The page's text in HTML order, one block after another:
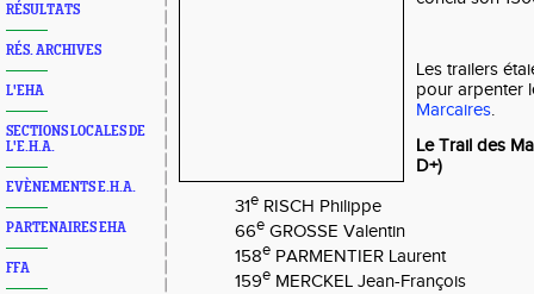
RÉSULTATS
RÉS. ARCHIVES
L'EHA
SECTIONS LOCALES DE
L'E.H.A.
EVÈNEMENTS E.H.A.
PARTENAIRES EHA
FFA
Les trailers
pour arpenter
Marcaires.
Le Trail des
D+)
31e RISCH Philippe
66e GROSSE Valentin
158e PARMENTIER Laurent
159e MERCKEL Jean-François